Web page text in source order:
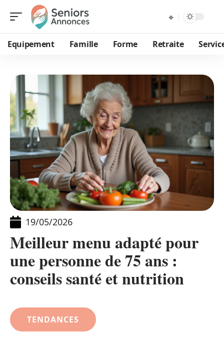
Equipement Famille Forme Retraite
19/05/2026
Meilleur menu adapté pour
une personne de 75 ans :
conseils santé et nutrition
TENDANCES